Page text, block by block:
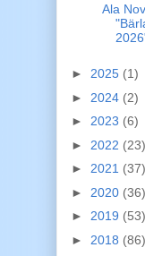
Ala
► 2025 (1)
► 2024 (2)
► 2023 (6)
► 2022 (23)
► 2021 (37)
► 2020 (36)
► 2019 (53)
► 2018 (86)